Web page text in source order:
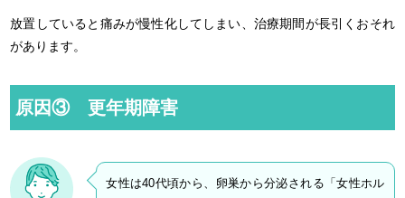
放置していると痛みが慢性化してしまい、治療期間が長引くおそれ
があります。
原因③ 更年期障害
女性は40代頃から、卵巣から分泌される「女性ホル